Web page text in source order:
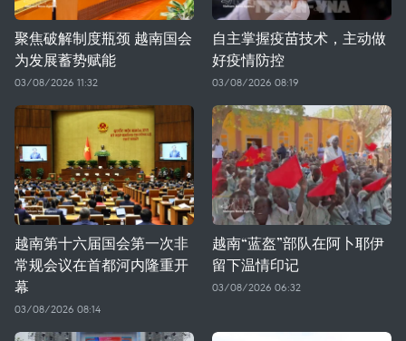
聚焦破解制度瓶颈 越南国会
为发展蓄势赋能
03/08/2026 11:32
自主掌握疫苗技术，主动做
好疫情防控
03/08/2026 08:19
越南第十六届国会第一次非
常规会议在首都河内隆重开
幕
03/08/2026 08:14
越南“蓝盔”部队在阿卜耶伊
留下温情印记
03/08/2026 06:32